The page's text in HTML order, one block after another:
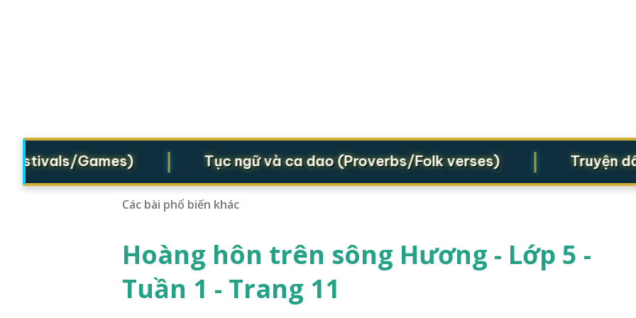
Games) Tục ngữ và ca dao (Proverbs/Folk verses) Truyện dân
Các bài phổ biến khác
Hoàng hôn trên sông Hương - Lớp 5 -
Tuần 1 - Trang 11